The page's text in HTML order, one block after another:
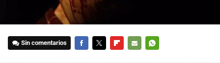
Sin comentarios